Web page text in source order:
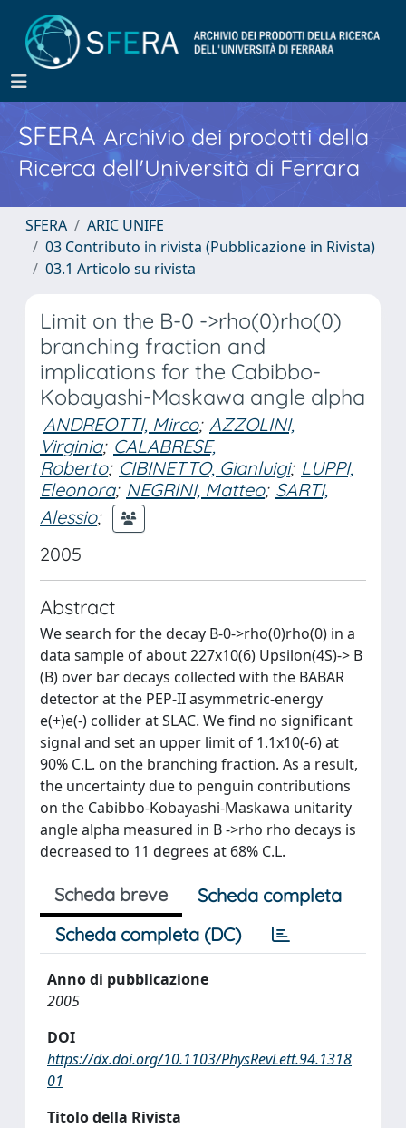
SFERA Archivio dei prodotti della
Ricerca dell'Università di Ferrara
SFERA
ARIC UNIFE
03 Contributo in rivista (Pubblicazione in Rivista)
03.1 Articolo su rivista
Limit on the B-0 ->rho(0)rho(0)
branching fraction and
implications for the Cabibbo-
Kobayashi-Maskawa angle alpha
ANDREOTTI, Mirco; AZZOLINI,
Virginia; CALABRESE,
Roberto; CIBINETTO, Gianluigi; LUPPI,
Eleonora; NEGRINI, Matteo; SARTI,
Alessio;
2005
Abstract
We search for the decay B-0->rho(0)rho(0) in a
data sample of about 227x10(6) Upsilon(4S)-> B
(B) over bar decays collected with the BABAR
detector at the PEP-II asymmetric-energy
e(+)e(-) collider at SLAC. We find no significant
signal and set an upper limit of 1.1x10(-6) at
90% C.L. on the branching fraction. As a result,
the uncertainty due to penguin contributions
on the Cabibbo-Kobayashi-Maskawa unitarity
angle alpha measured in B ->rho rho decays is
decreased to 11 degrees at 68% C.L.
Scheda breve
Scheda completa
Scheda completa (DC)
Anno di pubblicazione
2005
DOI
https://dx.doi.org/10.1103/PhysRevLett.94.1318
01
Titolo della Rivista